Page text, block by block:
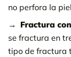
no perfora la
Fractura
se fractura en
tipo de fractura